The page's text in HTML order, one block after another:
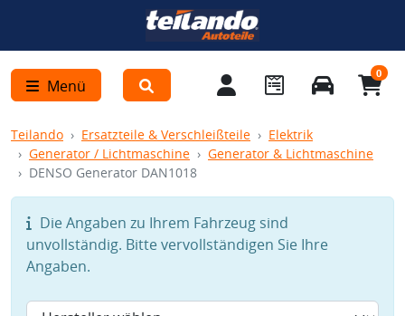
Menü
0
Teilando Ersatzteile & Verschleißteile
Elektrik
Generator / Lichtmaschine
Generator & Lichtmaschine
DENSO Generator DAN1018
Die Angaben zu Ihrem Fahrzeug sind
unvollständig. Bitte vervollständigen Sie Ihre
Angaben.